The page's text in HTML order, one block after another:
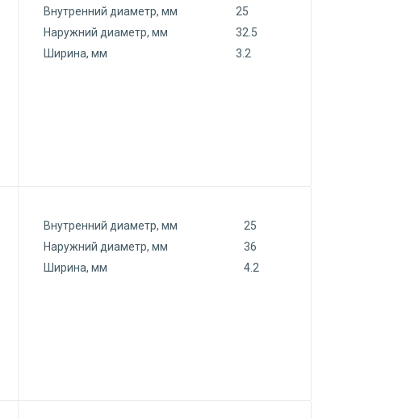
Внутренний диаметр, мм
25
Наружний диаметр, мм
32.5
Ширина, мм
3.2
Внутренний диаметр, мм
25
Наружний диаметр, мм
36
Ширина, мм
4.2